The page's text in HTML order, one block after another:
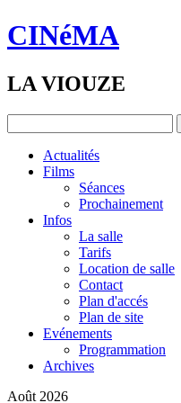
CINéMA
LA VIOUZE
Actualités
Films
Séances
Prochainement
Infos
La salle
Tarifs
Location de salle
Contact
Plan d'accés
Plan de site
Evénements
Programmation
Archives
Août 2026